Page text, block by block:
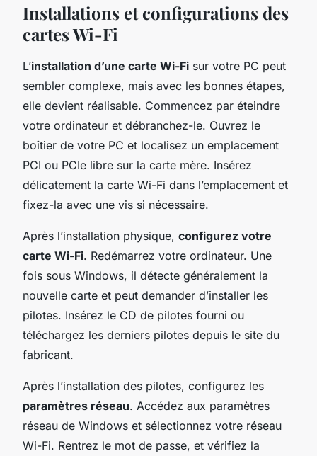
Installations et configurations des
cartes Wi-Fi
L’installation d’une carte Wi-Fi sur votre PC peut
sembler complexe, mais avec les bonnes étapes,
elle devient réalisable. Commencez par éteindre
votre ordinateur et débranchez-le. Ouvrez le
boîtier de votre PC et localisez un emplacement
PCI ou PCIe libre sur la carte mère. Insérez
délicatement la carte Wi-Fi dans l’emplacement et
fixez-la avec une vis si nécessaire.
Après l’installation physique, configurez votre
carte Wi-Fi. Redémarrez votre ordinateur. Une
fois sous Windows, il détecte généralement la
nouvelle carte et peut demander d’installer les
pilotes. Insérez le CD de pilotes fourni ou
téléchargez les derniers pilotes depuis le site du
fabricant.
Après l’installation des pilotes, configurez les
paramètres réseau. Accédez aux paramètres
réseau de Windows et sélectionnez votre réseau
Wi-Fi. Rentrez le mot de passe, et vérifiez la